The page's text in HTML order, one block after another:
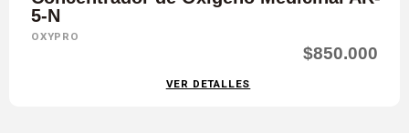
5-N
OXYPRO
$850.000
VER DETALLES